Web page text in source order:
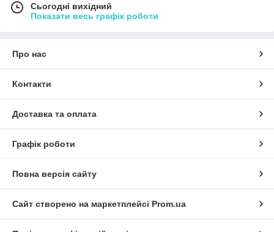
Сьогодні вихідний
Показати весь графік роботи
Про нас
Контакти
Доставка та оплата
Графік роботи
Повна версія сайту
Сайт створено на маркетплейсі Prom.ua